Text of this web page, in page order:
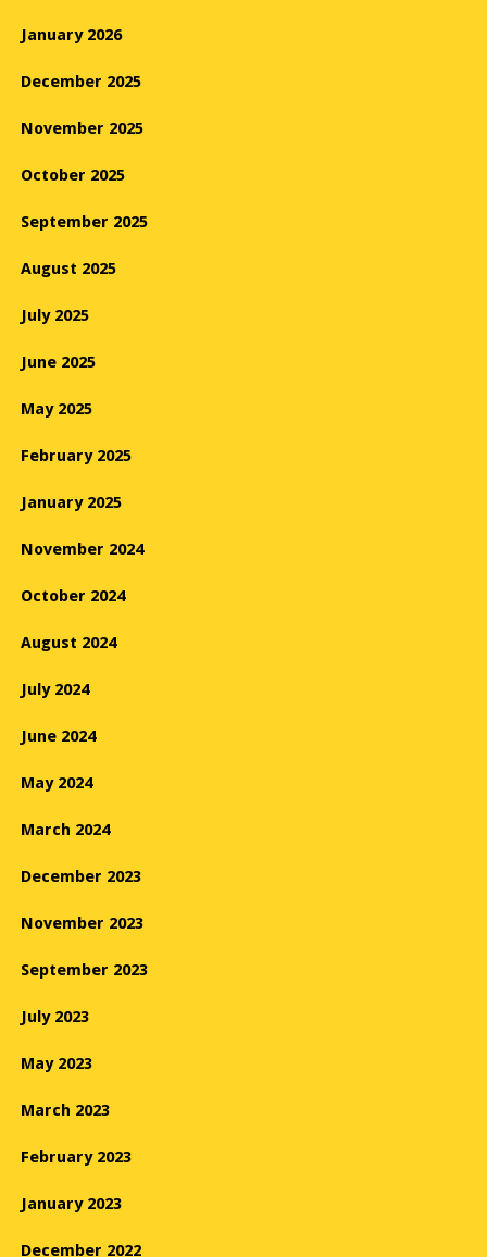
January 2026
December 2025
November 2025
October 2025
September 2025
August 2025
July 2025
June 2025
May 2025
February 2025
January 2025
November 2024
October 2024
August 2024
July 2024
June 2024
May 2024
March 2024
December 2023
November 2023
September 2023
July 2023
May 2023
March 2023
February 2023
January 2023
December 2022